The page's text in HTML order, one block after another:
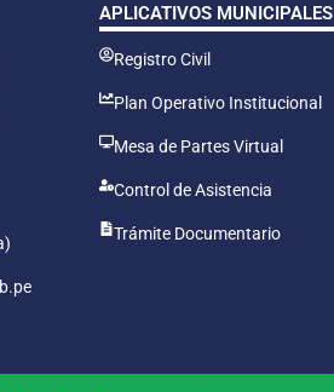
APLICATIVOS MUNICIPALES
Registro Civil
Plan Operativo Institucional
Mesa de Partes Virtual
Control de Asistencia
Trámite Documentario